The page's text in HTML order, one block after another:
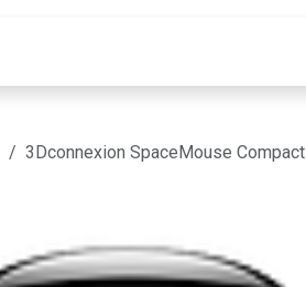
3Dconnexion SpaceMouse Compact